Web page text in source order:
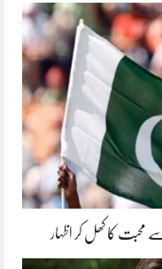
محبت کا کھل کر اظہار